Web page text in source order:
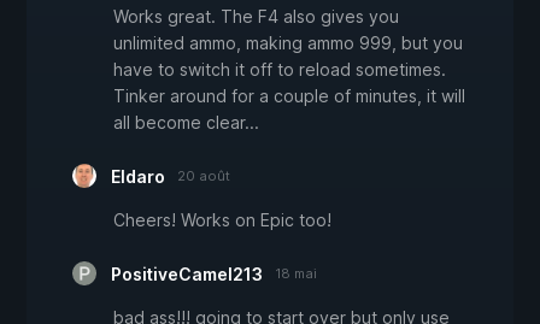
Works great. The F4 also gives you
unlimited ammo, making ammo 999, but you
have to switch it off to reload sometimes.
Tinker around for a couple of minutes, it will
all become clear...
Eldaro 20 août
Cheers! Works on Epic too!
PositiveCamel213 18 mai
bad ass!!! going to start over but only use